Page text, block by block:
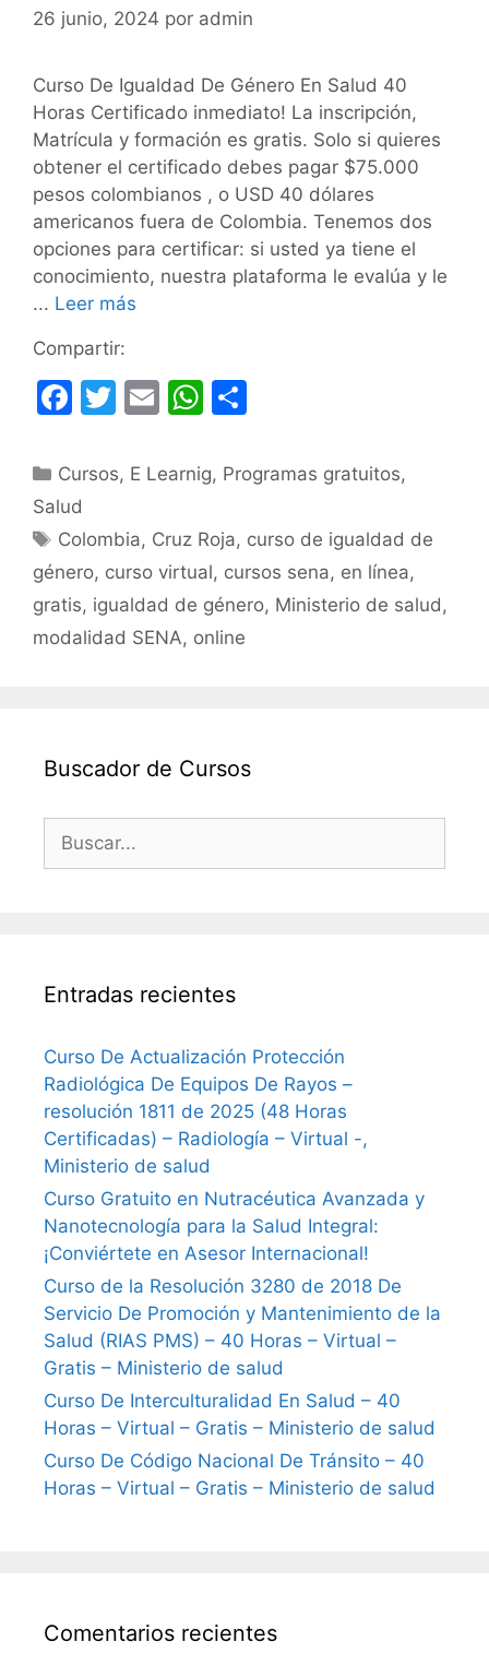
26 junio, 2024 por admin
Curso De Igualdad De Género En Salud 40
Horas Certificado inmediato! La inscripción,
Matrícula y formación es gratis. Solo si quieres
obtener el certificado debes pagar $75.000
pesos colombianos , o USD 40 dólares
americanos fuera de Colombia. Tenemos dos
opciones para certificar: si usted ya tiene el
conocimiento, nuestra plataforma le evalúa y le
... Leer más
Compartir:
F
c
e
b
o
o
k
T
itt
E
ai
W
at
A
p
p
m
ar
tir
Categorías
Cursos, E Learnig, Programas gratuitos,
Salud
Etiquetas
Colombia, Cruz Roja, curso de igualdad de
género, curso virtual, cursos sena, en línea,
gratis, igualdad de género, Ministerio de salud ,
modalidad SENA, online
Buscador de Cursos
Entradas recientes
Curso De Actualización Protección
Radiológica De Equipos De Rayos –
resolución 1811 de 2025 (48 Horas
Certificadas) – Radiología – Virtual -,
Ministerio de salud
Curso Gratuito en Nutracéutica Avanzada y
Nanotecnología para la Salud Integral:
¡Conviértete en Asesor Internacional!
Curso de la Resolución 3280 de 2018 De
Servicio De Promoción y Mantenimiento de la
Salud (RIAS PMS) – 40 Horas – Virtual –
Gratis – Ministerio de salud
Curso De Interculturalidad En Salud – 40
Horas – Virtual – Gratis – Ministerio de salud
Curso De Código Nacional De Tránsito – 40
Horas – Virtual – Gratis – Ministerio de salud
Comentarios recientes